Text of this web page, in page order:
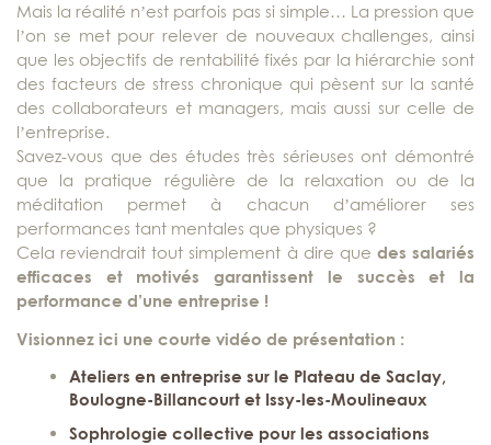
Mais la réalité n’est parfois pas si simple… La pression que
l’on se met pour relever de nouveaux challenges, ainsi
que les objectifs de rentabilité fixés par la hiérarchie sont
des facteurs de stress chronique qui pèsent sur la santé
des collaborateurs et managers, mais aussi sur celle de
l’entreprise.
Savez-vous que des études très sérieuses ont démontré
que la pratique régulière de la relaxation ou de la
méditation permet à chacun d’améliorer ses
performances tant mentales que physiques ?
Cela reviendrait tout simplement à dire que des salariés
efficaces et motivés garantissent le succès et la
performance d’une entreprise !
Visionnez ici une courte vidéo de présentation :
Ateliers en entreprise sur le Plateau de Saclay,
Boulogne-Billancourt et Issy-les-Moulineaux
Sophrologie collective pour les associations